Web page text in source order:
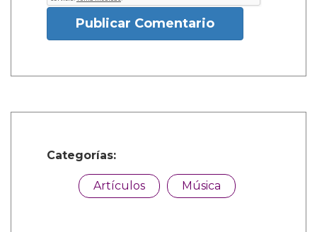
Publicar Comentario
Categorías:
Artículos Música